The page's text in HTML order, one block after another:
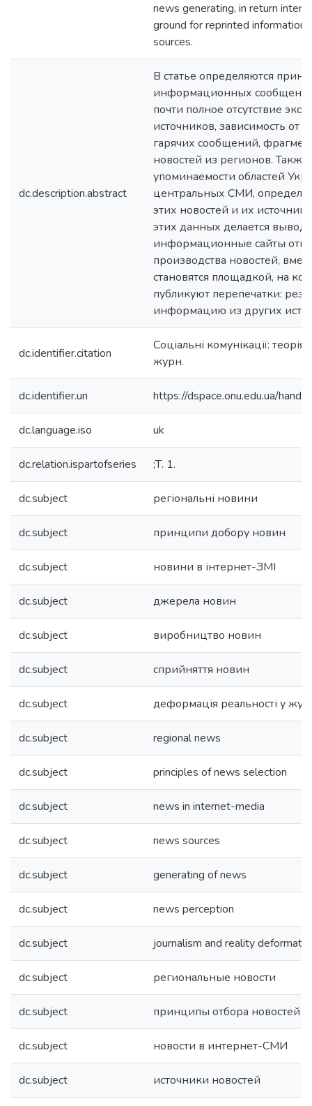
news generating, in return
ground for reprinted information
sources.
dc.description.abstract
В статье определяются
информационных
почти полное отсутствие
источников, зависимость от
гарячих сообщений,
новостей из регионов. Также
упоминаемости областей
центральных СМИ,
этих новостей и их
этих данных делается вывод
информационные сайты
производства новостей,
становятся площадкой, на
публикуют перепечатки:
информацию из других
dc.identifier.citation
Соціальні комунікації: теорія
журн.
dc.identifier.uri https://dspace.onu.edu.ua/
dc.language.iso uk
dc.relation.ispartofseries ;Т. 1.
dc.subject регіональні новини
dc.subject принципи добору новин
dc.subject новини в інтернет-ЗМІ
dc.subject джерела новин
dc.subject виробництво новин
dc.subject сприйняття новин
dc.subject деформація реальності у
dc.subject regional news
dc.subject principles of news selection
dc.subject news in internet-media
dc.subject news sources
dc.subject generating of news
dc.subject news perception
dc.subject journalism and reality
dc.subject региональные новости
dc.subject принципы отбора новостей
dc.subject новости в интернет-СМИ
dc.subject источники новостей